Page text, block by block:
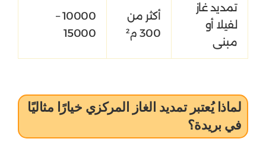
تمديد غاز
لفيلا أو
مبنى
أكثر من
300 م²
10000 –
15000
لماذا يُعتبر تمديد الغاز المركزي خيارًا مثاليًا
في بريدة؟